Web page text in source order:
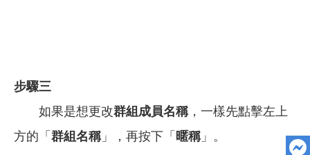
步驟三
如果是想更改群組成員名稱，一樣先點擊左上
方的「 群組名稱」，再按下「 暱稱」。